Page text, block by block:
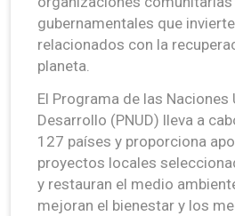
gubernamentales que
relacionados con la
planeta.
El Programa de las Naciones
Desarrollo (PNUD) lleva a
127 países y proporciona
proyectos locales
y restauran el medio
mejoran el bienestar y los